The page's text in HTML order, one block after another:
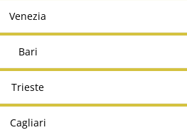
Venezia
Bari
Trieste
Cagliari